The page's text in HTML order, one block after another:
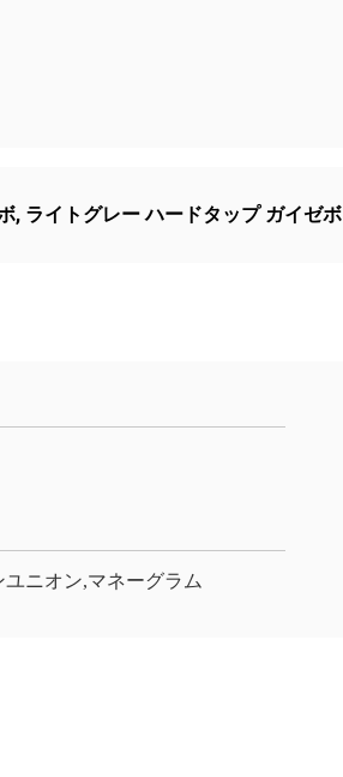
, ライトグレー ハードタップ ガイゼボ
ニオン,マネーグラム